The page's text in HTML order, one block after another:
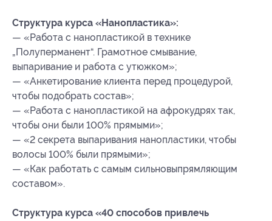
Структура курса «Нанопластика»:
— «Работа с нанопластикой в технике
„Полуперманент“. Грамотное смывание,
выпаривание и работа с утюжком»;
— «Анкетирование клиента перед процедурой,
чтобы подобрать состав»;
— «Работа с нанопластикой на афрокудрях так,
чтобы они были 100% прямыми»;
— «2 секрета выпаривания нанопластики, чтобы
волосы 100% были прямыми»;
— «Как работать с самым сильновыпрямляющим
составом».
Структура курса «40 способов привлечь